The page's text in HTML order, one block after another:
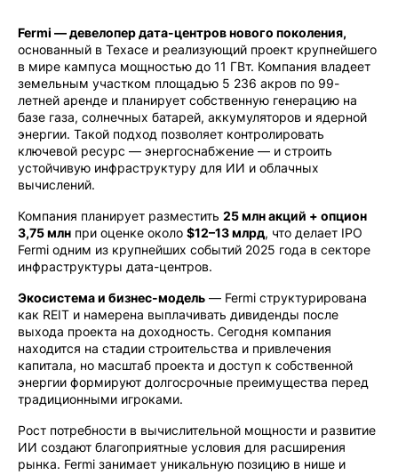
Fermi — девелопер дата-центров нового поколения,
основанный в Техасе и реализующий проект крупнейшего
в мире кампуса мощностью до 11 ГВт. Компания владеет
земельным участком площадью 5 236 акров по 99-
летней аренде и планирует собственную генерацию на
базе газа, солнечных батарей, аккумуляторов и ядерной
энергии. Такой подход позволяет контролировать
ключевой ресурс — энергоснабжение — и строить
устойчивую инфраструктуру для ИИ и облачных
вычислений.
Компания планирует разместить 25 млн акций + опцион
3,75 млн при оценке около $12–13 млрд, что делает IPO
Fermi одним из крупнейших событий 2025 года в секторе
инфраструктуры дата-центров.
Экосистема и бизнес-модель — Fermi структурирована
как REIT и намерена выплачивать дивиденды после
выхода проекта на доходность. Сегодня компания
находится на стадии строительства и привлечения
капитала, но масштаб проекта и доступ к собственной
энергии формируют долгосрочные преимущества перед
традиционными игроками.
Рост потребности в вычислительной мощности и развитие
ИИ создают благоприятные условия для расширения
рынка. Fermi занимает уникальную позицию в нише и